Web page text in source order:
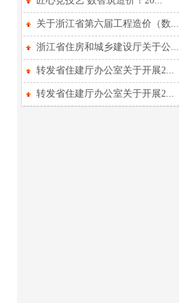
关于浙江省第六届工程造价（数...
浙江省住房和城乡建设厅关于公...
转发省住建厅办公室关于开展2...
转发省住建厅办公室关于开展2...